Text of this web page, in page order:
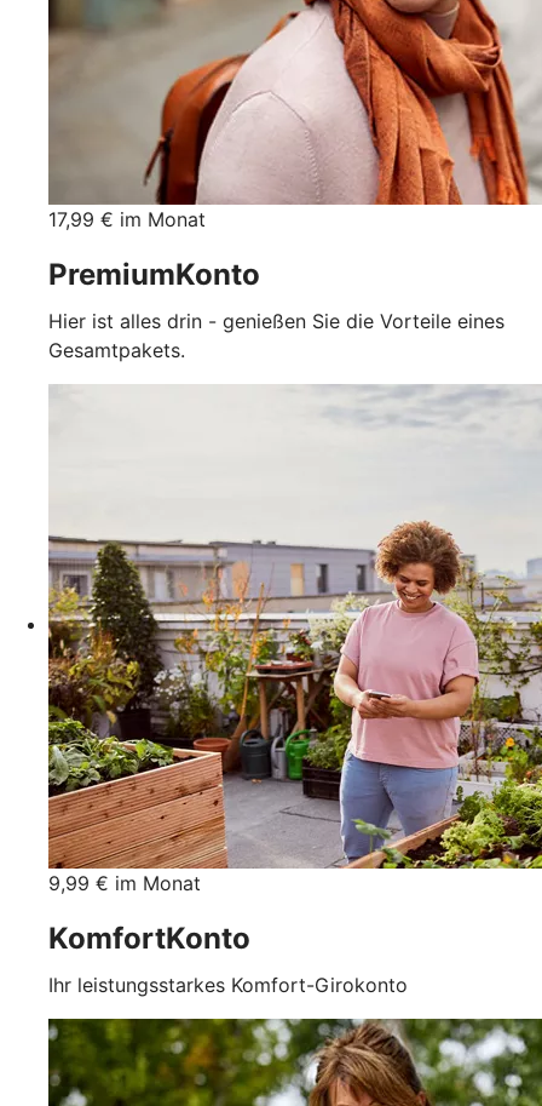
17,99 € im Monat
PremiumKonto
Hier ist alles drin - genießen Sie die Vorteile eines
Gesamtpakets.
9,99 € im Monat
KomfortKonto
Ihr leistungsstarkes Komfort-Girokonto